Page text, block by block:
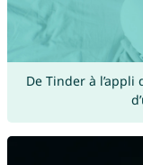
De Tinder à